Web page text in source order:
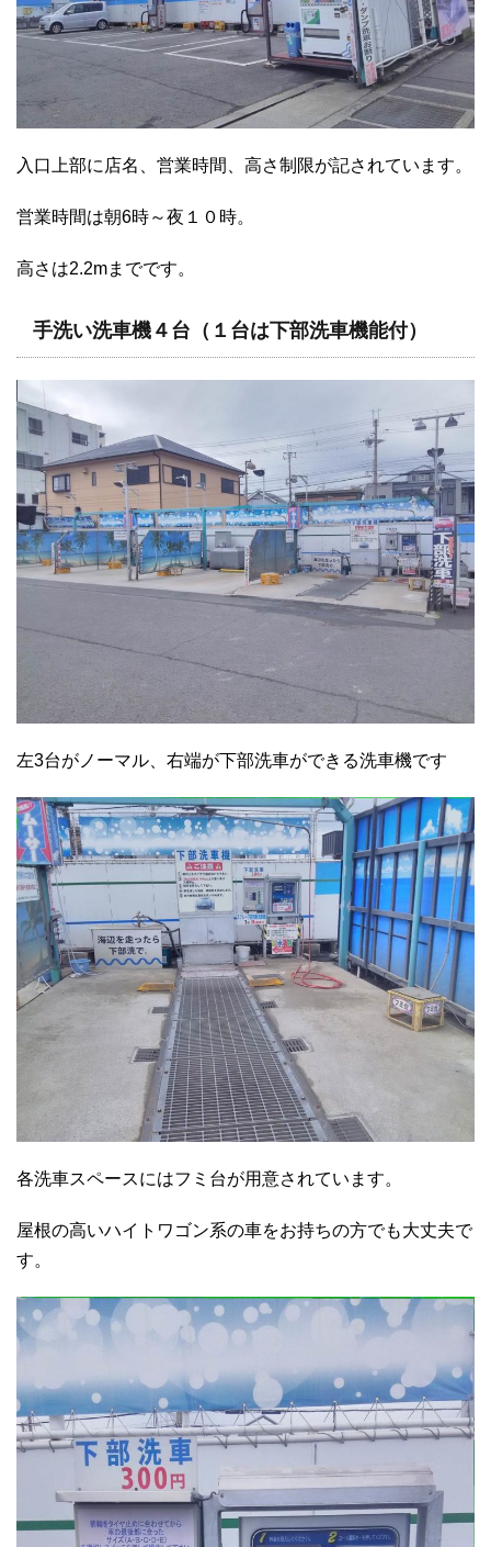
入口上部に店名、営業時間、高さ制限が記されています。
営業時間は朝6時～夜１０時。
高さは2.2mまでです。
手洗い洗車機４台（１台は下部洗車機能付）
左3台がノーマル、右端が下部洗車ができる洗車機です
各洗車スペースにはフミ台が用意されています。
屋根の高いハイトワゴン系の車をお持ちの方でも大丈夫で
す。